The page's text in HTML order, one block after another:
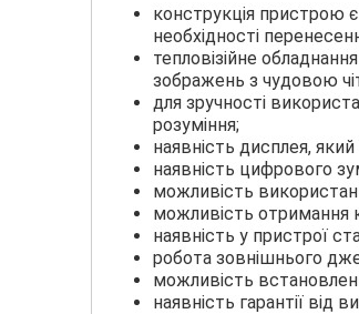
конструкція пристрою
необхідності
тепловізійне
зображень з чудовою
для зручності
розуміння;
наявність дисплея,
наявність цифрового
можливість
можливість отримання
наявність у пристрої
робота зовнішнього
можливість
наявність гарантії від